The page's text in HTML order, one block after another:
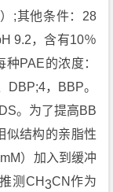
;其他条件：28
9.2，含有10％
PAE的浓度：
DBP;4，BBP。
。为了提高BB
似结构的亲脂性
）加入到缓冲
测CH3CN作为